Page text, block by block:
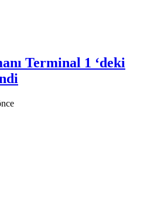
Terminal 1 ‘deki